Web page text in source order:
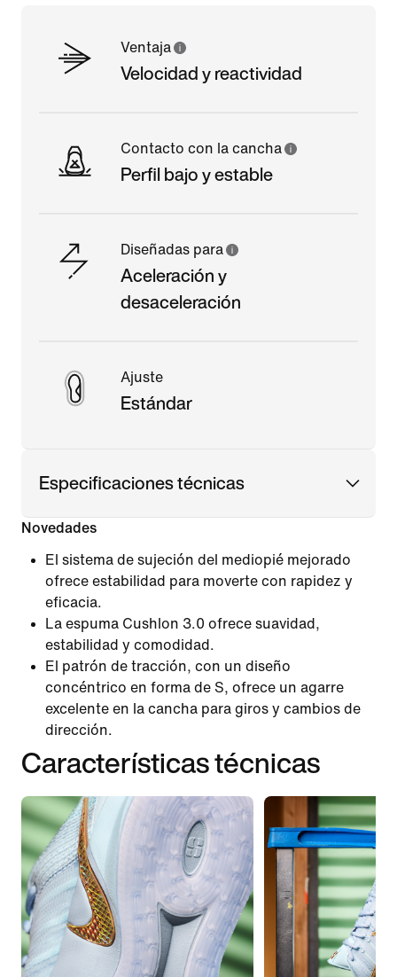
Ventaja
Velocidad y reactividad
Contacto con la cancha
Perfil bajo y estable
Diseñadas para
Aceleración y
desaceleración
Ajuste
Estándar
Especificaciones técnicas
Novedades
El sistema de sujeción del mediopié mejorado
ofrece estabilidad para moverte con rapidez y
eficacia.
La espuma Cushlon 3.0 ofrece suavidad,
estabilidad y comodidad.
El patrón de tracción, con un diseño
concéntrico en forma de S, ofrece un agarre
excelente en la cancha para giros y cambios de
dirección.
Características técnicas